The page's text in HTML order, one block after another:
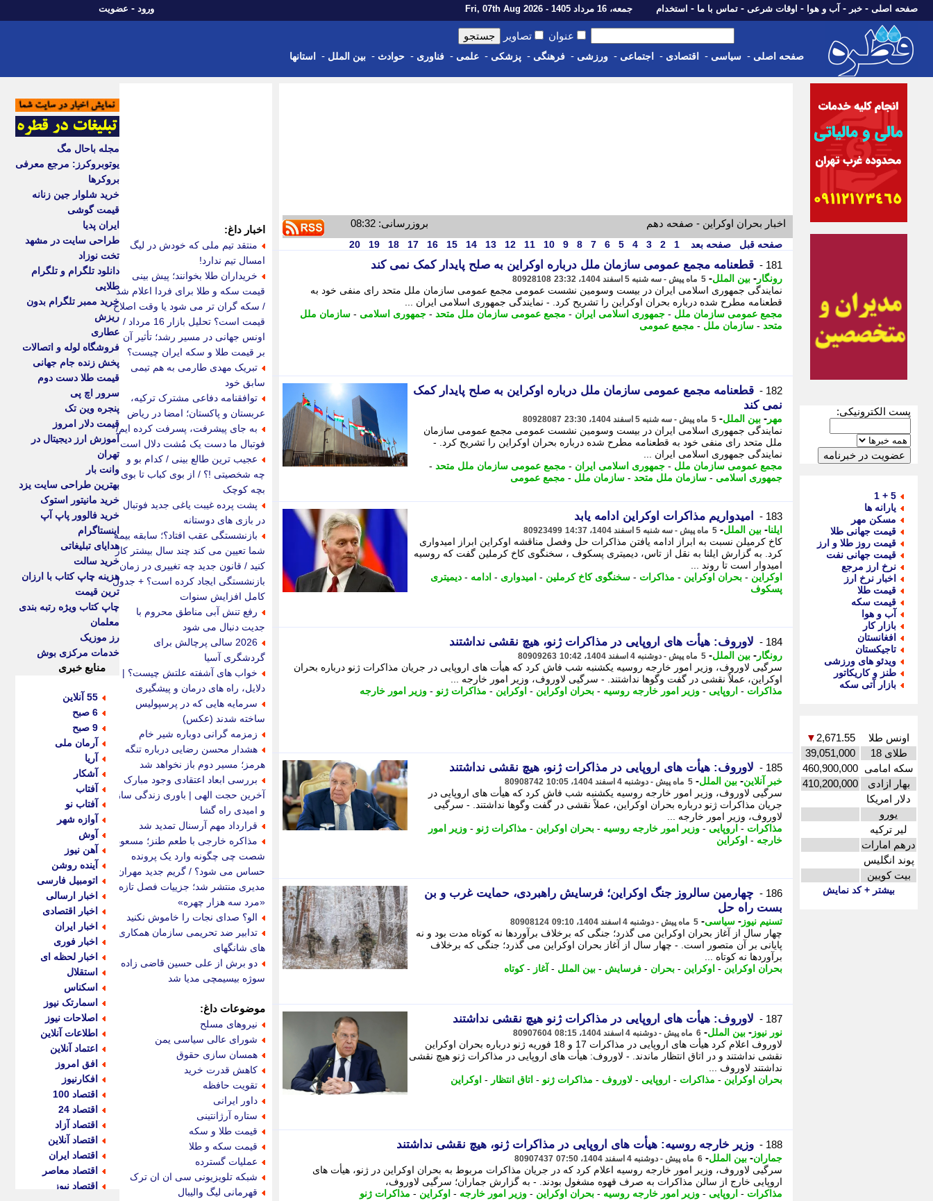
صفحه اصلی - خبر - آب و هوا - اوقات شرعی - تماس با ما - استخدام جمعه، 16 مرداد 1405 - Fri, 07th Aug 2026 ورود - عضویت
عنوان تصاویر
صفحه اصلی - سیاسی - اقتصادی - اجتماعی - ورزشی - فرهنگی - پزشکی - علمی - فناوری - حوادث - بین الملل - استانها
پست الکترونیکی:
5 + 1
یارانه ها
مسکن مهر
قیمت جهانی طلا
قیمت روز طلا و ارز
قیمت جهانی نفت
نرخ ارز مرجع
اخبار نرخ ارز
قیمت طلا
قیمت سکه
آب و هوا
بازار کار
افغانستان
تاجیکستان
ویدئو های ورزشی
طنز و کاریکاتور
بازار آتی سکه
اونس طلا 2,671.55
▼
طلای 18
39,051,000
سکه امامی 460,900,000
بهار ازادی
410,200,000
دلار امریکا
یورو
لیر ترکیه
درهم امارات
پوند انگلیس
بیت کویین
بیشتر + کد نمایش
اخبار بحران اوکراین - صفحه دهم بروزرسانی: 08:32
صفحه قبل صفحه بعد 1
2
3
4
5
6
7
8
9
10
11
12
13
14
15
16
17
18
19
20
181 - قطعنامه مجمع عمومی سازمان ملل درباره اوکراین به صلح پایدار کمک نمی کند
رونگار - بین الملل- 5 ماه پیش - سه شنبه 5 اسفند 1404، 23:32 80928108
نمایندگی جمهوری اسلامی ایران در بیست وسومین نشست عمومی مجمع عمومی سازمان ملل متحد رای منفی خود به
قطعنامه مطرح شده درباره بحران اوکراین را تشریح کرد. - نمایندگی جمهوری اسلامی ایران ...
مجمع عمومی سازمان ملل - جمهوری اسلامی ایران - مجمع عمومی سازمان ملل متحد - جمهوری اسلامی - سازمان ملل
متحد - سازمان ملل - مجمع عمومی
182 -
قطعنامه مجمع عمومی سازمان ملل درباره اوکراین به صلح پایدار کمک
نمی کند
مهر - بین الملل- 5 ماه پیش - سه شنبه 5 اسفند 1404، 23:30 80928087
نمایندگی جمهوری اسلامی ایران در بیست وسومین نشست عمومی مجمع عمومی سازمان
ملل متحد رای منفی خود به قطعنامه مطرح شده درباره بحران اوکراین را تشریح کرد. -
نمایندگی جمهوری اسلامی ایران ...
مجمع عمومی سازمان ملل - جمهوری اسلامی ایران - مجمع عمومی سازمان ملل متحد -
جمهوری اسلامی - سازمان ملل متحد - سازمان ملل - مجمع عمومی
183 - امیدواریم مذاکرات اوکراین ادامه یابد
ایلنا- بین الملل- 5 ماه پیش - سه شنبه 5 اسفند 1404، 14:37 80923499
کاخ کرمیلن نسبت به ابراز ادامه یافتن مذاکرات حل وفصل مناقشه اوکراین ابراز امیدواری
کرد. به گزارش ایلنا به نقل از تاس، دیمیتری پسکوف ، سخنگوی کاخ کرملین گفت که روسیه
امیدوار است تا روند ...
اوکراین - بحران اوکراین - مذاکرات - سخنگوی کاخ کرملین - امیدواری - ادامه - دیمیتری
پسکوف
184 - لاوروف: هیأت های اروپایی در مذاکرات ژنو، هیچ نقشی نداشتند
رونگار - بین الملل- 5 ماه پیش - دوشنبه 4 اسفند 1404، 10:42 80909263
سرگیی لاوروف، وزیر امور خارجه روسیه یکشنبه شب فاش کرد که هیأت های اروپایی در جریان مذاکرات ژنو درباره بحران
اوکراین، عملاً نقشی در گفت وگوها نداشتند. - سرگیی لاوروف، وزیر امور خارجه ...
مذاکرات - اروپایی - وزیر امور خارجه روسیه - بحران اوکراین - اوکراین - مذاکرات ژنو - وزیر امور خارجه
185 - لاوروف: هیأت های اروپایی در مذاکرات ژنو، هیچ نقشی نداشتند
خبر آنلاین- بین الملل- 5 ماه پیش - دوشنبه 4 اسفند 1404، 10:05 80908742
سرگیی لاوروف، وزیر امور خارجه روسیه یکشنبه شب فاش کرد که هیأت های اروپایی در
جریان مذاکرات ژنو درباره بحران اوکراین، عملاً نقشی در گفت وگوها نداشتند. - سرگیی
لاوروف، وزیر امور خارجه ...
مذاکرات - اروپایی - وزیر امور خارجه روسیه - بحران اوکراین - مذاکرات ژنو - وزیر امور
خارجه - اوکراین
186 -
چهارمین سالروز جنگ اوکراین؛ فرسایش راهبردی، حمایت غرب و بن
بست راه حل
تسنیم نیوز - سیاسی- 5 ماه پیش - دوشنبه 4 اسفند 1404، 09:10 80908124
چهار سال از آغاز بحران اوکراین می گذرد؛ جنگی که برخلاف برآوردها نه کوتاه مدت بود و نه
پایانی بر آن متصور است. - چهار سال از آغاز بحران اوکراین می گذرد؛ جنگی که برخلاف
برآوردها نه کوتاه ...
بحران اوکراین - اوکراین - بحران - فرسایش - بین الملل - آغاز -کوتاه
187 - لاوروف: هیأت های اروپایی در مذاکرات ژنو هیچ نقشی نداشتند
نور نیوز - بین الملل- 6 ماه پیش - دوشنبه 4 اسفند 1404، 08:15 80907604
لاوروف اعلام کرد هیأت های اروپایی در مذاکرات 17 و 18 فوریه ژنو درباره بحران اوکراین
نقشی نداشتند و در اتاق انتظار ماندند. - لاوروف: هیأت های اروپایی در مذاکرات ژنو هیچ نقشی
نداشتند لاوروف ...
بحران اوکراین - مذاکرات - اروپایی - لاوروف - مذاکرات ژنو - اتاق انتظار - اوکراین
188 - وزیر خارجه روسیه: هیأت های اروپایی در مذاکرات ژنو، هیچ نقشی نداشتند
جماران- بین الملل- 6 ماه پیش - دوشنبه 4 اسفند 1404، 07:50 80907437
سرگیی لاوروف، وزیر امور خارجه روسیه اعلام کرد که در جریان مذاکرات مربوط به بحران اوکراین در ژنو، هیأت های
اروپایی خارج از سالن مذاکرات به صرف قهوه مشغول بودند. - به گزارش جماران؛ سرگیی لاوروف،
مذاکرات - اروپایی - وزیر امور خارجه روسیه - بحران اوکراین - وزیر امور خارجه - اوکراین - مذاکرات ژنو
اخبار داغ:
منتقد تیم ملی که خودش در لیگ
امسال تیم ندارد!
خریداران طلا بخوانند؛ پیش بینی
قیمت سکه و طلا برای فردا اعلام شد
/ سکه گران تر می شود یا وقت اصلاح
قیمت است؟ تحلیل بازار 16 مرداد /
اونس جهانی در مسیر رشد؛ تأثیر آن
بر قیمت طلا و سکه ایران چیست؟
تبریک مهدی طارمی به هم تیمی
سابق خود
توافقنامه دفاعی مشترک ترکیه،
عربستان و پاکستان؛ امضا در ریاض
به جای پیشرفت، پسرفت کرده ایم/
فوتبال ما دست یک مُشت دلال است
عجیب ترین طالع بینی / کدام بو و
چه شخصیتی !؟ / از بوی کباب تا بوی
بچه کوچک
پشت پرده غیبت یاغی جدید فوتبال
در بازی های دوستانه
بازنشستگی عقب افتاد؟؛ سابقه بیمه
شما تعیین می کند چند سال بیشتر کار
کنید / قانون جدید چه تغییری در زمان
بازنشستگی ایجاد کرده است؟ + جدول
کامل افزایش سنوات
رفع تنش آبی مناطق محروم با
جدیت دنبال می شود
2026 سالی پرچالش برای
گردشگری آسیا
خواب های آشفته علتش چیست؟ |
دلایل، راه های درمان و پیشگیری
سرمایه هایی که در پرسپولیس
ساخته شدند (عکس)
زمزمه گرانی دوباره شیر خام
هشدار محسن رضایی درباره تنگه
هرمز؛ مسیر دوم باز نخواهد شد
بررسی ابعاد اعتقادی وجود مبارک
آخرین حجت الهی | باوری زندگی ساز
و امیدی راه گشا
قرارداد مهم آرسنال تمدید شد
مذاکره خارجی با طعم طنز؛ مسعود
شصت چی چگونه وارد یک پرونده
حساس می شود؟ / گریم جدید مهران
مدیری منتشر شد؛ جزییات فصل تازه
«مرد سه هزار چهره»
الو؟ صدای نجات را خاموش نکنید
تدابیر ضد تحریمی سازمان همکاری
های شانگهای
دو برش از علی حسین قاضی زاده
سوژه بیسیمچی مدیا شد
موضوعات داغ:
نیروهای مسلح
شورای عالی سیاسی یمن
همسان سازی حقوق
کاهش قدرت خرید
تقویت حافظه
داور ایرانی
ستاره آرژانتینی
قیمت طلا و سکه
قیمت سکه و طلا
عملیات گسترده
شبکه تلویزیونی سی ان ان ترک
قهرمانی لیگ والیبال
مجله باحال مگ
یوتوبروکرز: مرجع معرفی
بروکرها
خرید شلوار جین زنانه
قیمت گوشی
ایران پدیا
طراحی سایت در مشهد
تخت نوزاد
دانلود تلگرام و تلگرام
طلایی
خرید ممبر تلگرام بدون
ریزش
عطاری
فروشگاه لوله و اتصالات
پخش زنده جام جهانی
قیمت طلا دست دوم
سرور اچ پی
پنجره وین تک
قیمت دلار امروز
آموزش ارز دیجیتال در
تهران
وانت بار
بهترین طراحی سایت یزد
خرید مانیتور استوک
خرید فالوور پاپ آپ
اینستاگرام
هدایای تبلیغاتی
خرید سالت
هزینه چاپ کتاب با ارزان
ترین قیمت
چاپ کتاب ویژه رتبه بندی
معلمان
رز موزیک
خدمات مرکزی بوش
منابع خبری
55 آنلاین
6 صبح
9 صبح
آرمان ملی
آریا
آشکار
آفتاب
آفتاب نو
آوازه شهر
آوش
آهن نیوز
آینده روشن
اتومبیل فارسی
اخبار ارسالی
اخبار اقتصادی
اخبار ایران
اخبار فوری
اخبار لحظه ای
استقلال
اسکناس
اسمارتک نیوز
اصلاحات نیوز
اطلاعات آنلاین
اعتماد آنلاین
افق امروز
افکارنیوز
اقتصاد 100
اقتصاد 24
اقتصاد آزاد
اقتصاد آنلاین
اقتصاد ایران
اقتصاد معاصر
اقتصاد نیوز